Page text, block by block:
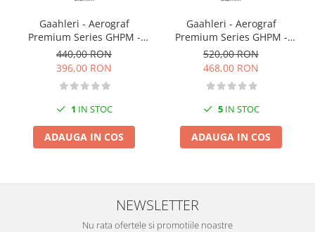
Gaahleri - Aerograf
Premium Series GHPM -
Mobius 0.3mm
440,00 RON
396,00 RON
1 IN STOC
ADAUGA IN COS
Gaahleri - Aerograf
Premium Series GHPM -
Mobius 0.2mm
520,00 RON
468,00 RON
5IN STOC
ADAUGA IN COS
NEWSLETTER
Nu rata ofertele si promotiile noastre